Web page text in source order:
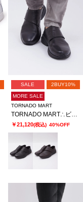
SALE 2BUY10%
MORE SALE
TORNADO MART
TORNADO MART∴ビブラムフリップフィットスリッポン
￥21,120(税込) 40%OFF